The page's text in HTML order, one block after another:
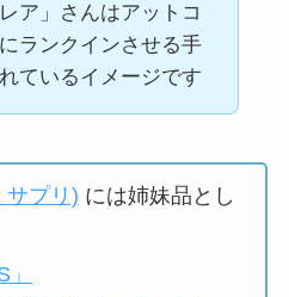
ア」さんはアットコ
ランクインさせる手
ているイメージです
サプリ) には姉妹品とし